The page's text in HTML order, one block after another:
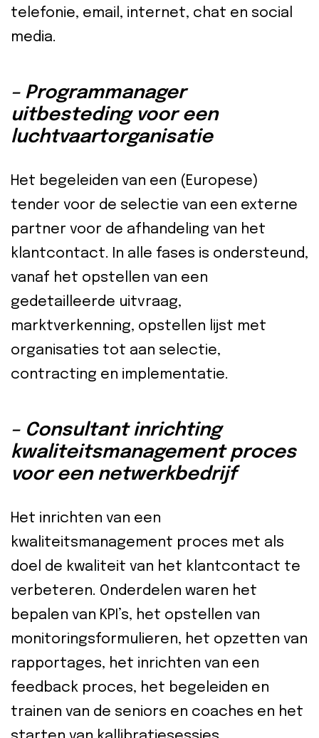
telefonie, email, internet, chat en social
media.
– Programmanager
uitbesteding voor een
luchtvaartorganisatie
Het begeleiden van een (Europese)
tender voor de selectie van een externe
partner voor de afhandeling van het
klantcontact. In alle fases is ondersteund,
vanaf het opstellen van een
gedetailleerde uitvraag,
marktverkenning, opstellen lijst met
organisaties tot aan selectie,
contracting en implementatie.
– Consultant inrichting
kwaliteitsmanagement proces
voor een netwerkbedrijf
Het inrichten van een
kwaliteitsmanagement proces met als
doel de kwaliteit van het klantcontact te
verbeteren. Onderdelen waren het
bepalen van KPI’s, het opstellen van
monitoringsformulieren, het opzetten van
rapportages, het inrichten van een
feedback proces, het begeleiden en
trainen van de seniors en coaches en het